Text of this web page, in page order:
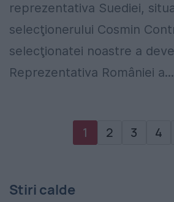
reprezentativa Suediei,
selecţionerului Cosmin
selecţionatei noastre a
Reprezentativa României a...
1 2 3 4
Stiri calde